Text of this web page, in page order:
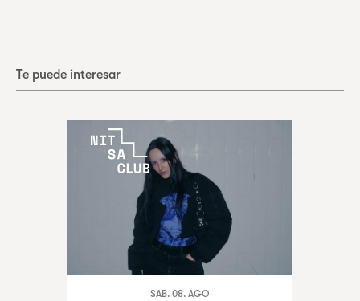
Te puede interesar
SAB. 08. AGO